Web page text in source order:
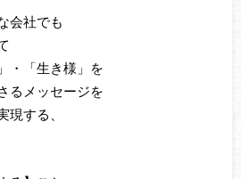
会社でも
・「生き様」を
るメッセージを
現する、